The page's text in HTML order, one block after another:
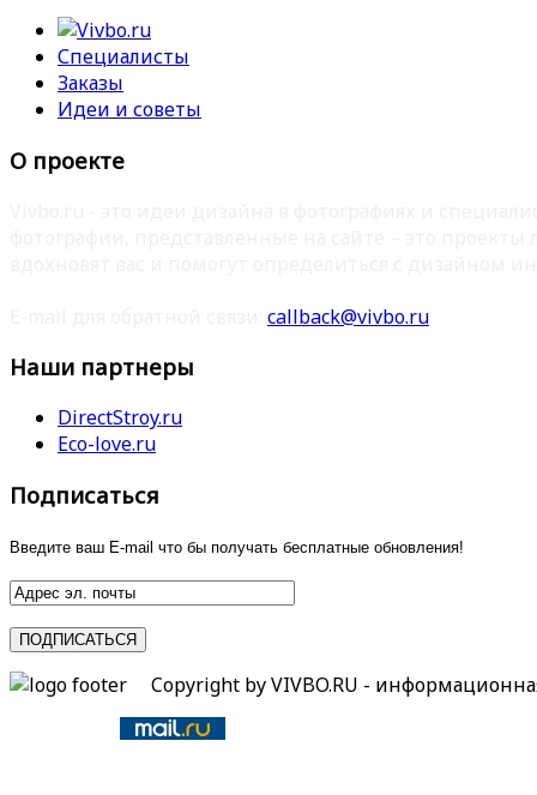
Специалисты
Заказы
Идеи и советы
О проекте
callback@vivbo.ru
Наши партнеры
DirectStroy.ru
Eco-love.ru
Подписаться
Введите ваш E-mail что бы получать бесплатные обновления!
Copyright by VIVBO.RU -